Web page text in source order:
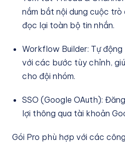
nắm bắt nội dung cuộc
đọc lại toàn bộ tin nhắn.
Workflow Builder: Tự
với các bước tùy chỉnh,
cho đội nhóm.
SSO (Google OAuth):
lợi thông qua tài khoản
Gói Pro phù hợp với các